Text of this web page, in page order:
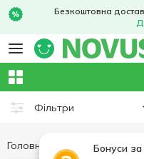
Безкоштовна
Фільтри
Бонуси
Головна Гігієна та